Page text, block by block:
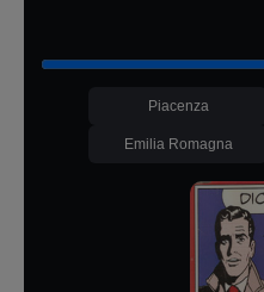
Piacenza
Emilia Romagna